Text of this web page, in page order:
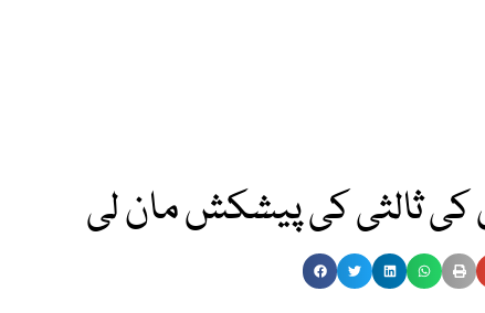
کی ثالثی کی پیشکش مان لی